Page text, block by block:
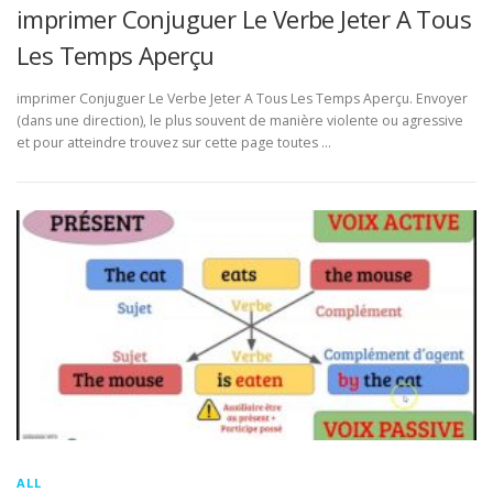
imprimer Conjuguer Le Verbe Jeter A Tous
Les Temps Aperçu
imprimer Conjuguer Le Verbe Jeter A Tous Les Temps Aperçu. Envoyer
(dans une direction), le plus souvent de manière violente ou agressive
et pour atteindre trouvez sur cette page toutes …
ALL